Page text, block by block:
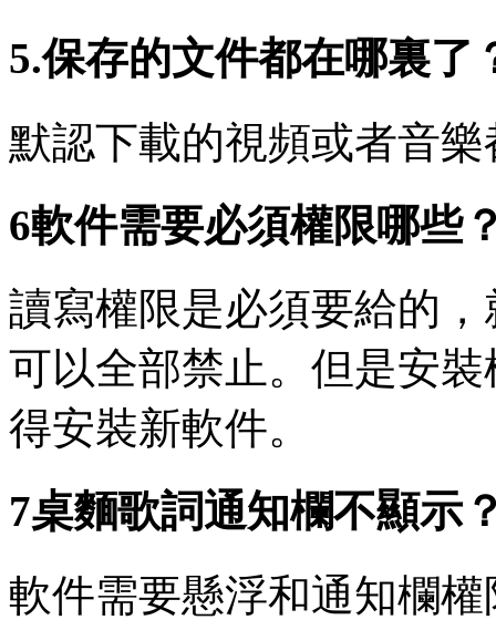
5.保存的文件都在哪裏了
默認下載的視頻或者音
6軟件需要必須權限哪些
讀寫權限是必須要給的
可以全部禁止。但是安
得安裝新軟件。
7桌麵歌詞通知欄不顯示
軟件需要懸浮和通知欄